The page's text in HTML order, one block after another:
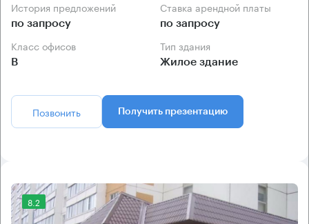
История предложений
по запросу
Ставка арендной платы
по запросу
Класс офисов
B
Тип здания
Жилое здание
Позвонить Получить презентацию
8.2